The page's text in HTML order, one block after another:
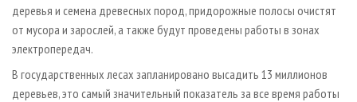
деревья и семена древесных пород, придорожные полосы очистят
от мусора и зарослей, а также будут проведены работы в зонах
электропередач.
В государственных лесах запланировано высадить 13 миллионов
деревьев, это самый значительный показатель за все время работы